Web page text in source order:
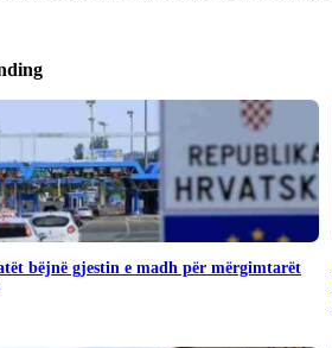
bëjnë gjestin e madh për mërgimtarët